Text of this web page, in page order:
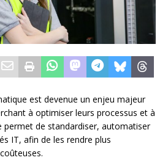
est devenue un enjeu majeur
à optimiser leurs processus et à
permet de standardiser, automatiser
IT, afin de les rendre plus